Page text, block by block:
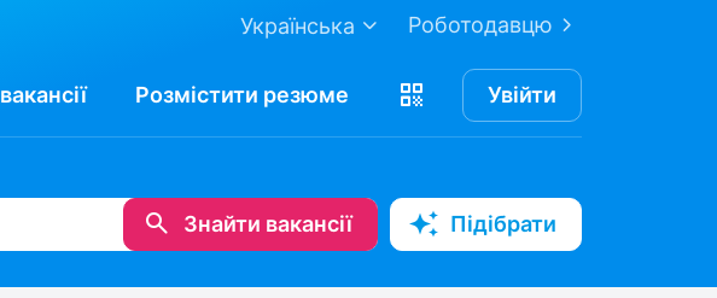
Роботодавцю
Українська
вакансії Розмістити резюме Увійти
Знайти вакансії Підібрати